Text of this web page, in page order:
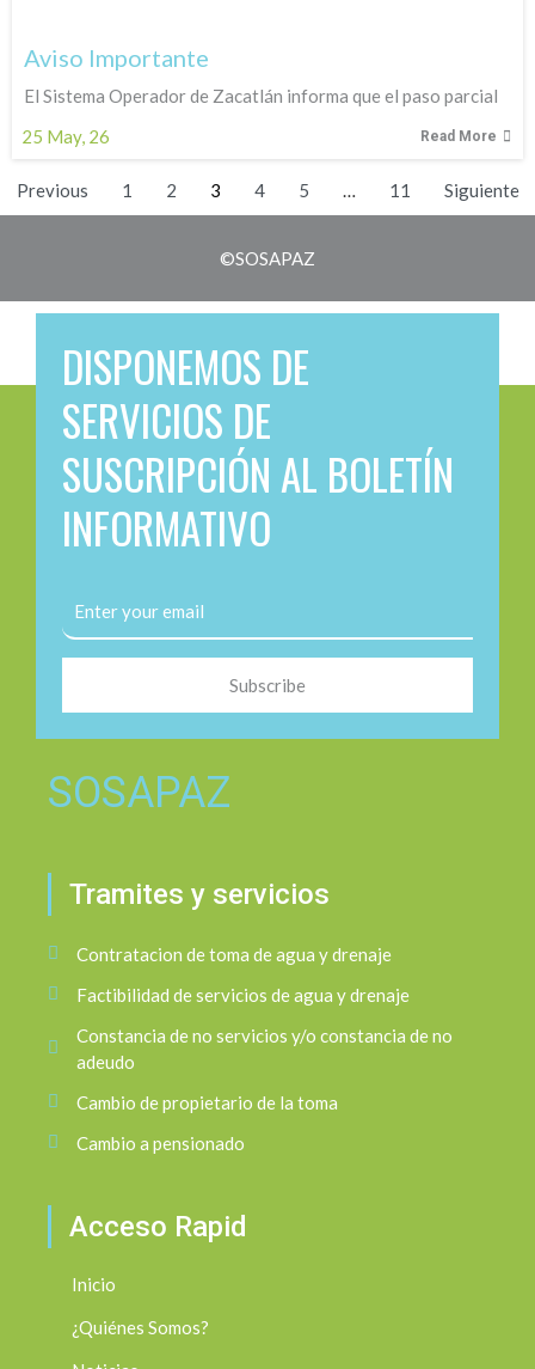
Aviso Importante
25 May, 26
El Sistema Operador de Zacatlán informa que el paso parcial
Read More
Previous 1 2 3 4 5 … 11 Siguiente
©SOSAPAZ
DISPONEMOS DE
SERVICIOS DE
SUSCRIPCIÓN AL BOLETÍN
INFORMATIVO
Subscribe
SOSAPAZ
Tramites y servicios
Contratacion de toma de agua y drenaje
Factibilidad de servicios de agua y drenaje
Constancia de no servicios y/o constancia de no
adeudo
Cambio de propietario de la toma
Cambio a pensionado
Acceso Rapid
Inicio
¿Quiénes Somos?